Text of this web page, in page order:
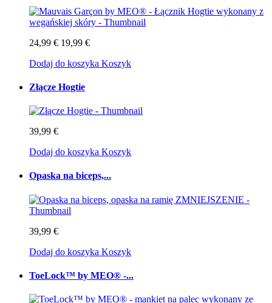
24,99 € 19,99 €
Dodaj do koszyka Koszyk
Złącze Hogtie
39,99 €
Dodaj do koszyka Koszyk
Opaska na biceps,...
39,99 €
Dodaj do koszyka Koszyk
ToeLock™ by MEO® -...